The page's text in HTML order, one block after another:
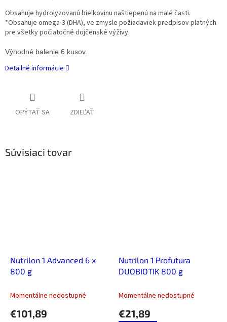
Obsahuje hydrolyzovanú bielkovinu naštiepenú na malé časti.
*Obsahuje omega-3 (DHA), ve zmysle požiadaviek predpisov platných
pre všetky počiatočné dojčenské výživy.
Výhodné balenie 6 kusov.
Detailné informácie
OPÝTAŤ SA ZDIEĽAŤ
Súvisiaci tovar
Nutrilon 1 Advanced 6 x
800 g
Momentálne nedostupné
€101,89
Nutrilon 1 Profutura
DUOBIOTIK 800 g
Momentálne nedostupné
€21,89